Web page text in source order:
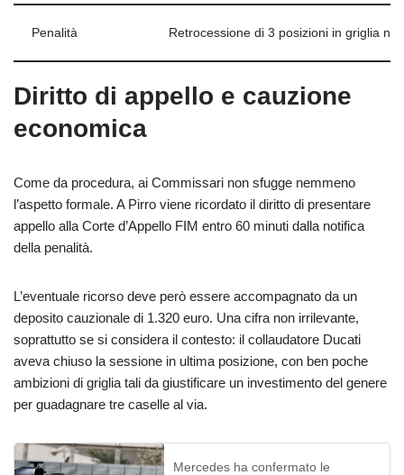
Penalità Retrocessione di 3 posizioni in griglia
Diritto di appello e cauzione
economica
Come da procedura, ai Commissari non sfugge nemmeno
l’aspetto formale. A Pirro viene ricordato il diritto di presentare
appello alla Corte d’Appello FIM entro 60 minuti dalla notifica
della penalità.
L’eventuale ricorso deve però essere accompagnato da un
deposito cauzionale di 1.320 euro. Una cifra non irrilevante,
soprattutto se si considera il contesto: il collaudatore Ducati
aveva chiuso la sessione in ultima posizione, con ben poche
ambizioni di griglia tali da giustificare un investimento del genere
per guadagnare tre caselle al via.
Mercedes ha confermato le